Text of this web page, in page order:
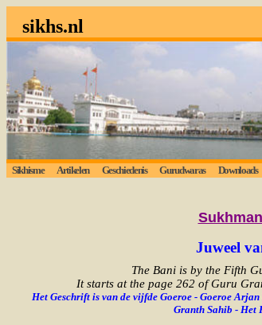
sikhs.nl
Sikhisme Artikelen Geschiedenis Gurudwaras Downloads
Juweel
The Bani is by the Fifth
It starts at the page 262 of Guru
Het Geschrift is van de vijfde Goeroe - Goeroe
Granth Sahib - Het